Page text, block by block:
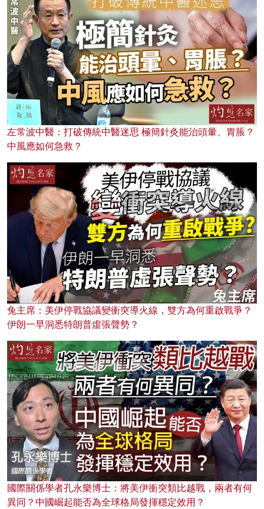
左常波中醫：打破傳統中醫迷思 極簡針灸能治頭暈、胃脹？
中風應如何急救？
兔主席：美伊停戰協議變衝突導火線，雙方為何重啟戰爭？
伊朗一早洞悉特朗普虛張聲勢？
國際關係學者孔永樂博士：將美伊衝突類比越戰，兩者有何
異同？中國崛起能否為全球格局發揮穩定效用？